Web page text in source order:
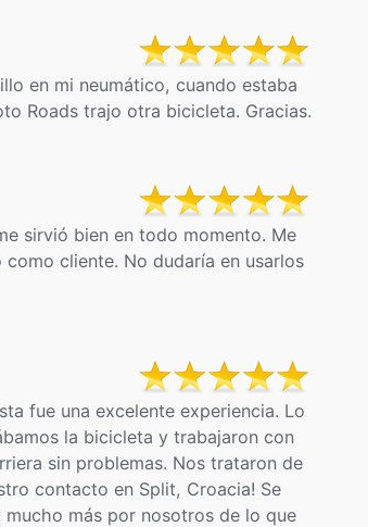
en mi neumático, cuando estaba
Roads trajo otra bicicleta. Gracias.
sirvió bien en todo momento. Me
cliente. No dudaría en usarlos
fue una excelente experiencia. Lo
la bicicleta y trabajaron con
sin problemas. Nos trataron de
contacto en Split, Croacia! Se
más por nosotros de lo que